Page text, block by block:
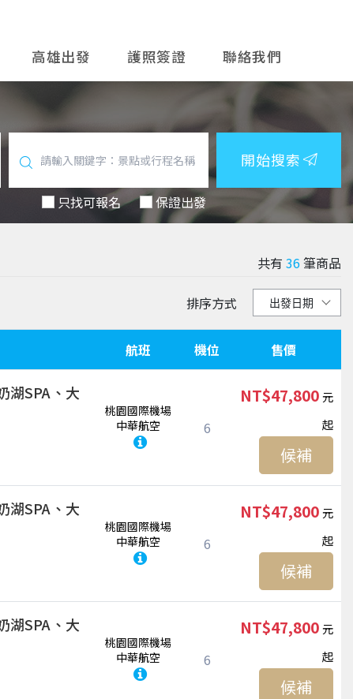
高雄出發 護照簽證 聯絡我們
只找可報名 保證出發
開始搜索
共有 36筆商品
排序方式
航班 機位 售價
湖SPA、大
桃園國際機場
中華航空
6
NT$47,800
起
候補
湖SPA、大
桃園國際機場
中華航空
6
NT$47,800
起
候補
湖SPA、大
桃園國際機場
中華航空
6
NT$47,800
起
候補